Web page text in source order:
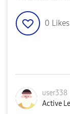
0 Likes
user338
Active